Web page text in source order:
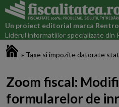
Un proiect editorial marca
Liderul informatiilor specializate din
» Taxe si impozite datorate
Zoom fiscal:
formularelor de